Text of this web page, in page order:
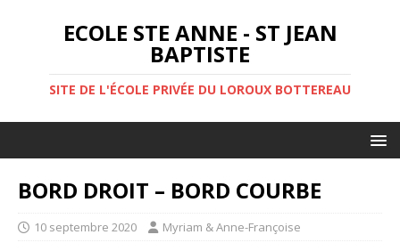
ECOLE STE ANNE - ST JEAN
BAPTISTE
SITE DE L'ÉCOLE PRIVÉE DU LOROUX BOTTEREAU
BORD DROIT – BORD COURBE
10 septembre 2020 Myriam & Anne-Françoise